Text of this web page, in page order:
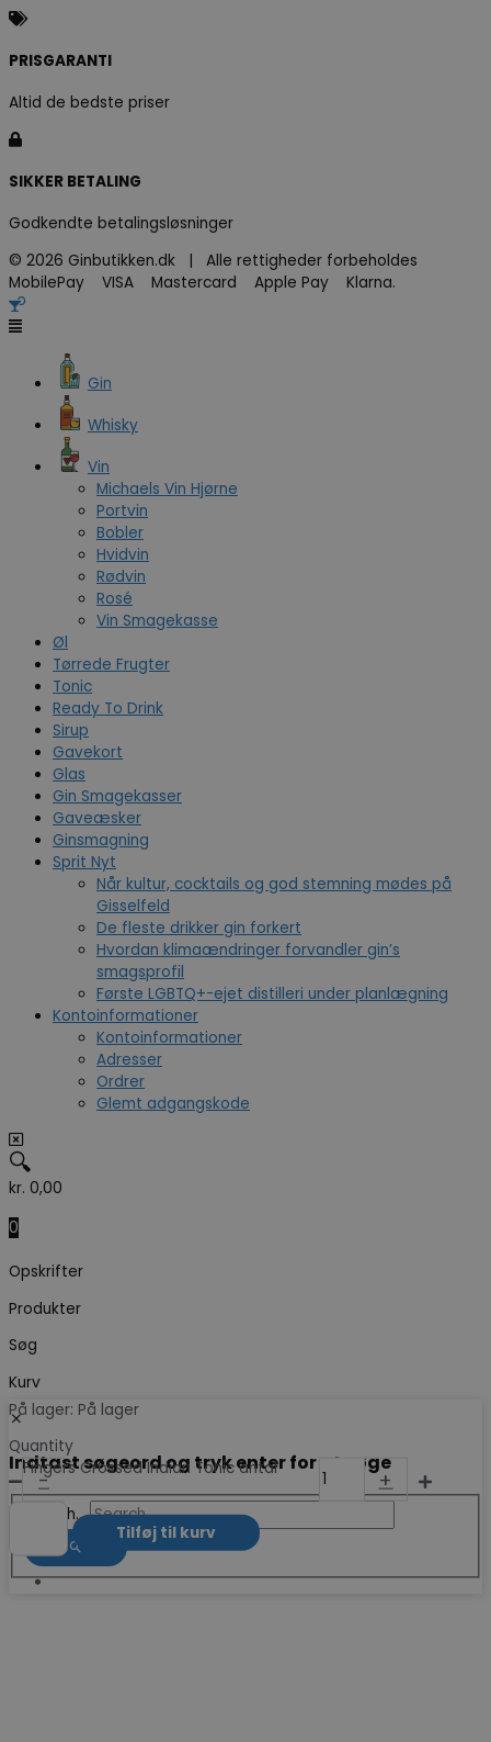
PRISGARANTI
Altid de bedste priser
SIKKER BETALING
Godkendte betalingsløsninger
© 2026 Ginbutikken.dk | Alle rettigheder forbeholdes
MobilePay VISA Mastercard Apple Pay Klarna.
Gin
Whisky
Vin
Michaels Vin Hjørne
Portvin
Bobler
Hvidvin
Rødvin
Rosé
Vin Smagekasse
Øl
Tørrede Frugter
Tonic
Ready To Drink
Sirup
Gavekort
Glas
Gin Smagekasser
Gaveæsker
Ginsmagning
Sprit Nyt
Når kultur, cocktails og god stemning mødes på
Gisselfeld
De fleste drikker gin forkert
Hvordan klimaændringer forvandler gin’s
smagsprofil
Første LGBTQ+-ejet distilleri under planlægning
Kontoinformationer
Kontoinformationer
Adresser
Ordrer
Glemt adgangskode
🔍
kr. 0,00
0
Opskrifter
Produkter
Søg
Kurv
Indtast søgeord og tryk enter for at søge
Search...
På lager: På lager
Quantity
-
Fingers Crossed Indian Tonic antal +
Tilføj til kurv